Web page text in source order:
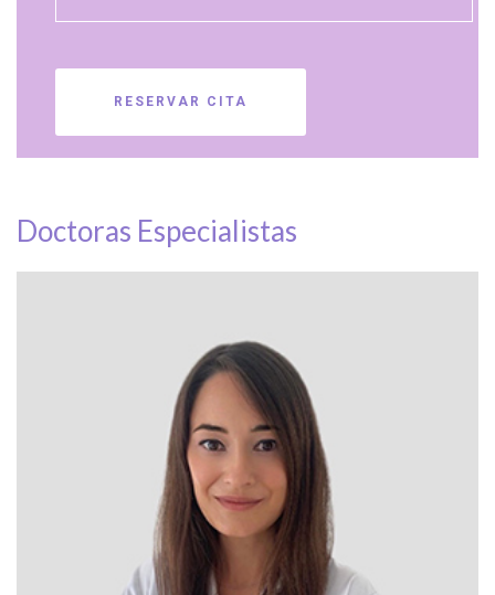
Doctoras Especialistas